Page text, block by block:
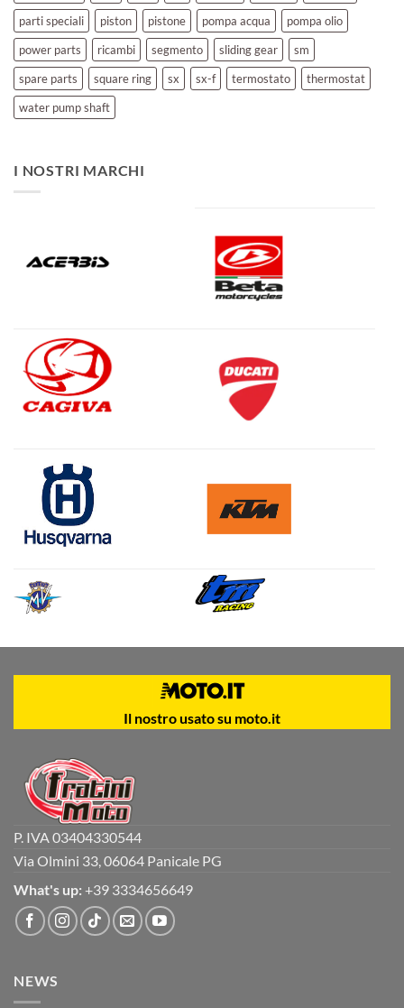
parti speciali
piston pistone pompa acqua
pompa olio
power parts
ricambi segmento sliding gear
sm
spare parts
square ring sx sx-f termostato
thermostat
water pump shaft
I NOSTRI MARCHI
Il nostro usato su moto.it
P. IVA 03404330544
Via Olmini 33, 06064 Panicale PG
What's up: +39 3334656649
NEWS